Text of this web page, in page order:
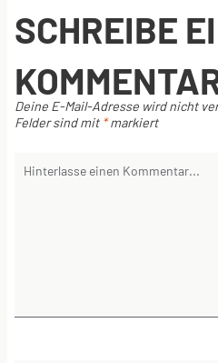
SCHREIBE
Deine E-Mail-Adresse wird nicht
Felder sind mit *markiert